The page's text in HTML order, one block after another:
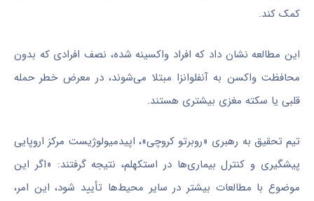
کمک کند.
این مطالعه نشان داد که افراد واکسینه شده، نصف افرادی که بدون
محافظت واکسن به آنفلوانزا مبتلا می‌شوند، در معرض خطر حمله
قلبی یا سکته مغزی بیشتری هستند.
تیم تحقیق به رهبری «روبرتو کروچی»، اپیدمیولوژیست مرکز اروپایی
پیشگیری و کنترل بیماری‌ها در استکهلم، نتیجه گرفتند: «اگر این
موضوع با مطالعات بیشتر در سایر محیط‌ها تأیید شود، این امر،